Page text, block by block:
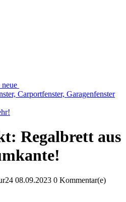
Carportfenster, Garagenfenster
Regalbrett aus
08.09.2023 0 Kommentar(e)